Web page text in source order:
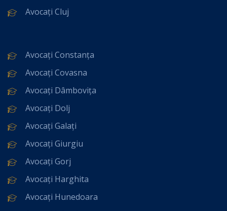
Avocați Cluj
Avocați Constanța
Avocați Covasna
Avocați Dâmbovița
Avocați Dolj
Avocați Galați
Avocați Giurgiu
Avocați Gorj
Avocați Harghita
Avocați Hunedoara